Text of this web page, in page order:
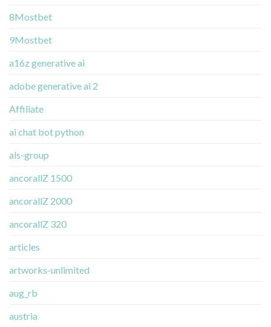
8Mostbet
9Mostbet
a16z generative ai
adobe generative ai 2
Affiliate
ai chat bot python
als-group
ancorallZ 1500
ancorallZ 2000
ancorallZ 320
articles
artworks-unlimited
aug_rb
austria